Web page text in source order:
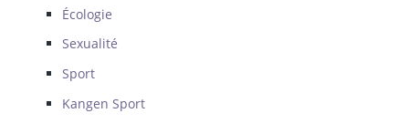
Écologie
Sexualité
Sport
Kangen Sport